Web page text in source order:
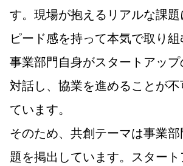
す。現場が抱えるリアルな課
ピード感を持って本気で取り組
事業部門自身がスタートアッ
対話し、協業を進めることが不
ています。
そのため、共創テーマは事業
題を掲出しています。スター